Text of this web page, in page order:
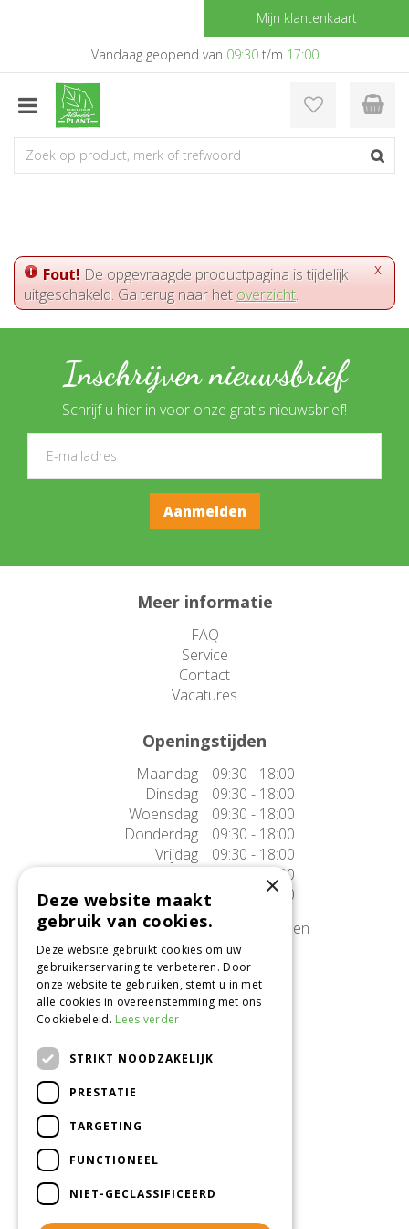
a
Mijn klantenkaart
Vandaag geopend van 09:30t/m 17:00
x
Fout! De opgevraagde productpagina is tijdelijk
uitgeschakeld. Ga terug naar het overzicht.
Inschrijven nieuwsbrief
Schrijf u hier in voor onze gratis nieuwsbrief!
Meer informatie
FAQ
Service
Contact
Vacatures
Openingstijden
Maandag
09:30 - 18:00
Dinsdag
09:30 - 18:00
Woensdag
09:30 - 18:00
Donderdag
09:30 - 18:00
Vrijdag
09:30 - 18:00
Zaterdag
09:30 - 17:00
Zondag
10:00 - 17:00
Afwijkende openingstijden tonen
Onze locatie
Tuincentrum Alméérplant
Jac. P. Thijsseweg 4
pinterest
×
Deze website maakt
gebruik van cookies.
Deze website gebruikt cookies om uw
gebruikerservaring te verbeteren. Door
onze website te gebruiken, stemt u in met
alle cookies in overeenstemming met ons
Cookiebeleid. Lees verder
STRIKT NOODZAKELIJK
PRESTATIE
TARGETING
FUNCTIONEEL
NIET-GECLASSIFICEERD